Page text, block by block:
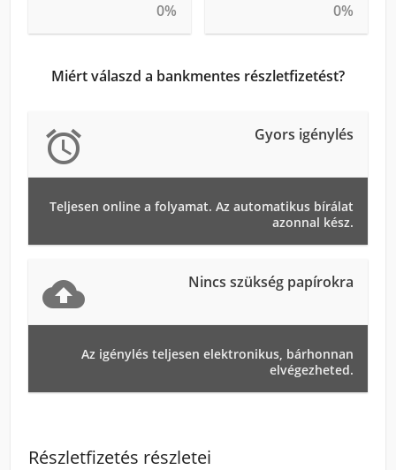
0% 0%
Miért válaszd a bankmentes részletfizetést?
 Gyors igénylés
Teljesen online a folyamat. Az automatikus bírálat
azonnal kész.
 Nincs szükség papírokra
Az igénylés teljesen elektronikus, bárhonnan
elvégezheted.
Részletfizetés részletei